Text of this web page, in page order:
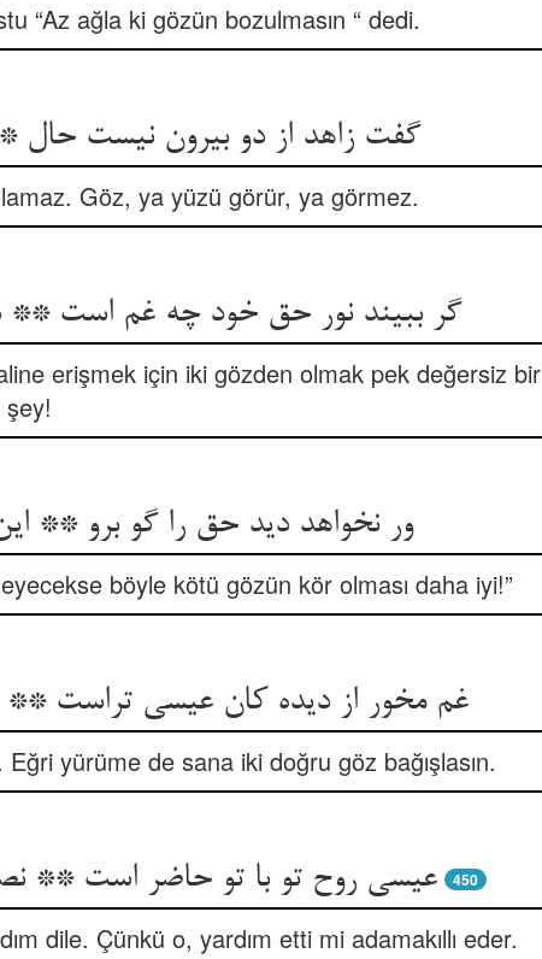
“Az ağla ki gözün bozulmasın “ dedi.
گفت زاهد از دو بیرون نیست حال
Göz, ya yüzü görür, ya görmez.
گر ببیند نور حق خود چه غم است
erişmek için iki gözden olmak pek değersiz bir
şey!
ور نخواهد دید حق را گو برو **
böyle kötü gözün kör olması daha iyi!”
غم مخور از دیده کان عیسی تراست
yürüme de sana iki doğru göz bağışlasın.
عیسی روح تو با تو حاضر است ** 450
dile. Çünkü o, yardım etti mi adamakıllı eder.